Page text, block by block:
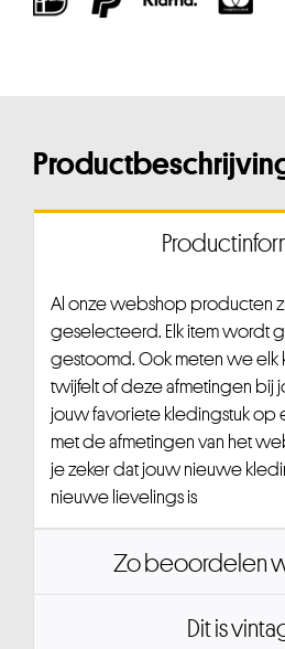
Al onze webshop producten
geselecteerd. Elk item wordt
gestoomd. Ook meten we elk
twijfelt of deze afmetingen bij
jouw favoriete kledingstuk op
met de afmetingen van het
je zeker dat jouw nieuwe
nieuwe lievelings is
Zo beoordelen
Dit is